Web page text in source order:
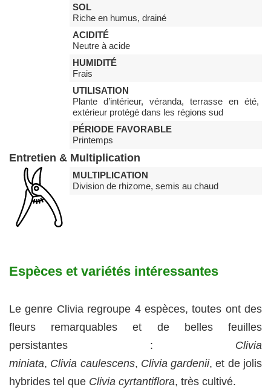
SOL
Riche en humus, drainé
ACIDITÉ
Neutre à acide
HUMIDITÉ
Frais
UTILISATION
Plante d’intérieur, véranda, terrasse en été,
extérieur protégé dans les régions sud
PÉRIODE FAVORABLE
Printemps
Entretien & Multiplication
MULTIPLICATION
Division de rhizome, semis au chaud
Espèces et variétés intéressantes
Le genre Clivia regroupe 4 espèces, toutes ont des
fleurs remarquables et de belles feuilles
persistantes : Clivia
miniata, Clivia caulescens, Clivia gardenii, et de jolis
hybrides tel que Clivia cyrtantiflora, très cultivé.